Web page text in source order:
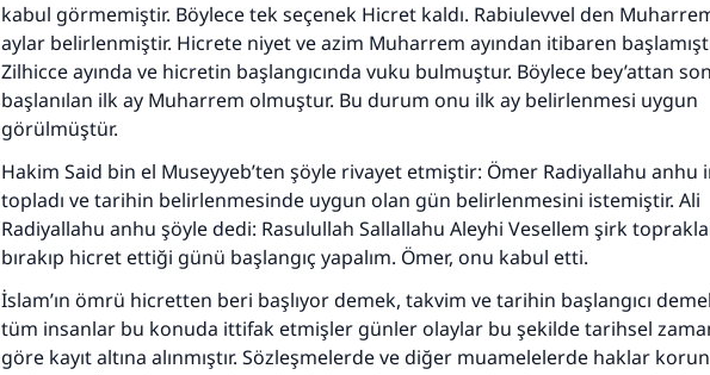
kabul görmemiştir. Böylece tek seçenek Hicret kaldı. Rabiulevvel den
aylar belirlenmiştir. Hicrete niyet ve azim Muharrem ayından itibaren
Zilhicce ayında ve hicretin başlangıcında vuku bulmuştur. Böylece bey’attan
başlanılan ilk ay Muharrem olmuştur. Bu durum onu ilk ay belirlenmesi uygun
görülmüştür.
Hakim Said bin el Museyyeb’ten şöyle rivayet etmiştir: Ömer Radiyallahu anhu
topladı ve tarihin belirlenmesinde uygun olan gün belirlenmesini istemiştir. Ali
Radiyallahu anhu şöyle dedi: Rasulullah Sallallahu Aleyhi Vesellem şirk
bırakıp hicret ettiği günü başlangıç yapalım. Ömer, onu kabul etti.
İslam’ın ömrü hicretten beri başlıyor demek, takvim ve tarihin başlangıcı
tüm insanlar bu konuda ittifak etmişler günler olaylar bu şekilde tarihsel
göre kayıt altına alınmıştır. Sözleşmelerde ve diğer muamelelerde haklar